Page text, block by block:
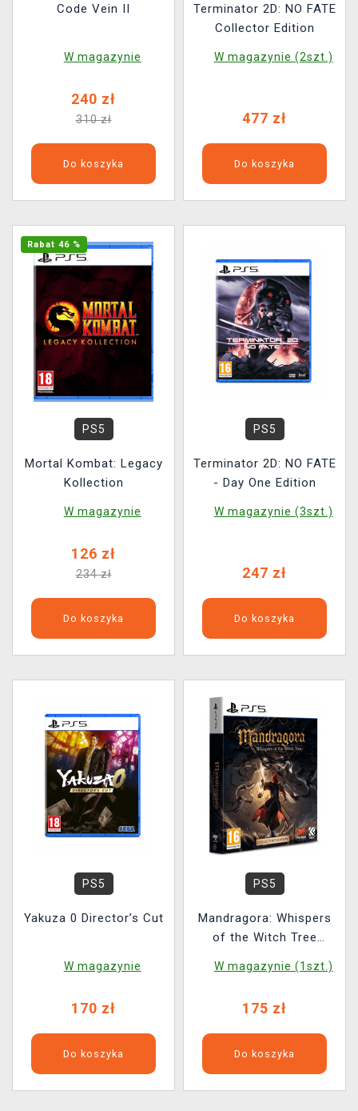
Code Vein II
W magazynie
240 zł
310 zł
Do koszyka
Terminator 2D: NO FATE
Collector Edition
W magazynie (2szt.)
477 zł
Do koszyka
Rabat 46 %
PS5
Mortal Kombat: Legacy
Kollection
W magazynie
126 zł
234 zł
Do koszyka
PS5
Terminator 2D: NO FATE
- Day One Edition
W magazynie (3szt.)
247 zł
Do koszyka
PS5
Yakuza 0 Director’s Cut
W magazynie
170 zł
Do koszyka
PS5
Mandragora: Whispers
of the Witch Tree
W magazynie (1szt.)
175 zł
Do koszyka